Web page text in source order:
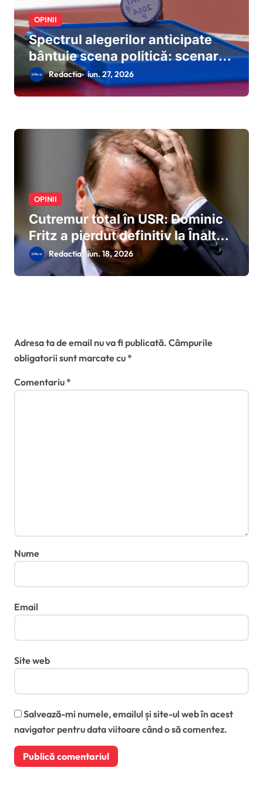
OPINII
Spectrul alegerilor anticipate
bântuie scena politică: scenariul
deblocării crizei prin dizolvarea
Parlamentului prinde contur
Redactia iun. 27, 2026
OPINII
Cutremur total în USR: Dominic
Fritz a pierdut definitiv la Înalta
Curte procesul cu ANI, este
declarat incompatibil și își
Redactia iun. 18, 2026
Adresa ta de email nu va fi publicată. Câmpurile
obligatorii sunt marcate cu*
Comentariu*
Nume
Email
Site web
Salvează-mi numele, emailul și site-ul web în acest
navigator pentru data viitoare când o să comentez.